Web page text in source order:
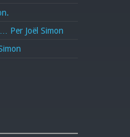
Per Joël Simon